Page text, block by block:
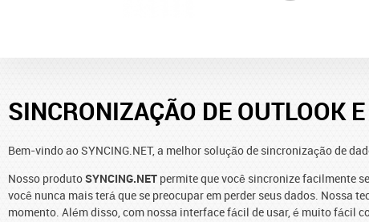
SINCRONIZAÇÃO DE OUTLOOK
Bem-vindo ao SYNCING.NET, a melhor solução de sincronização de
Nosso produtoSYNCING.NET permite que você sincronize facilmente
você nunca mais terá que se preocupar em perder seus dados. Nossa
momento. Além disso, com nossa interface fácil de usar, é muito fácil